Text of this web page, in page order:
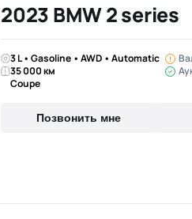
2023 BMW 2 series
3 L • Gasoline • AWD • Automatic
35 000 км
Coupe
Позвонить мне